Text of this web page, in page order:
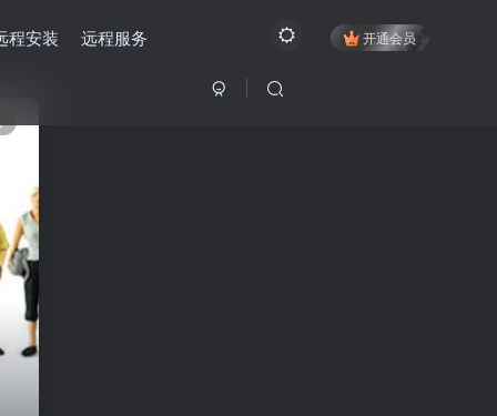
程安装 远程服务 开通会员